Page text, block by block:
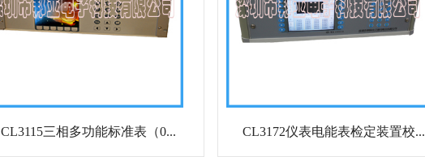
CL3115三相多功能标准表（0... CL3172仪表电能表检定装置校...